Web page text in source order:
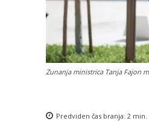
Zunanja ministrica Tanja Fajon
Predviden čas branja: 2 min.